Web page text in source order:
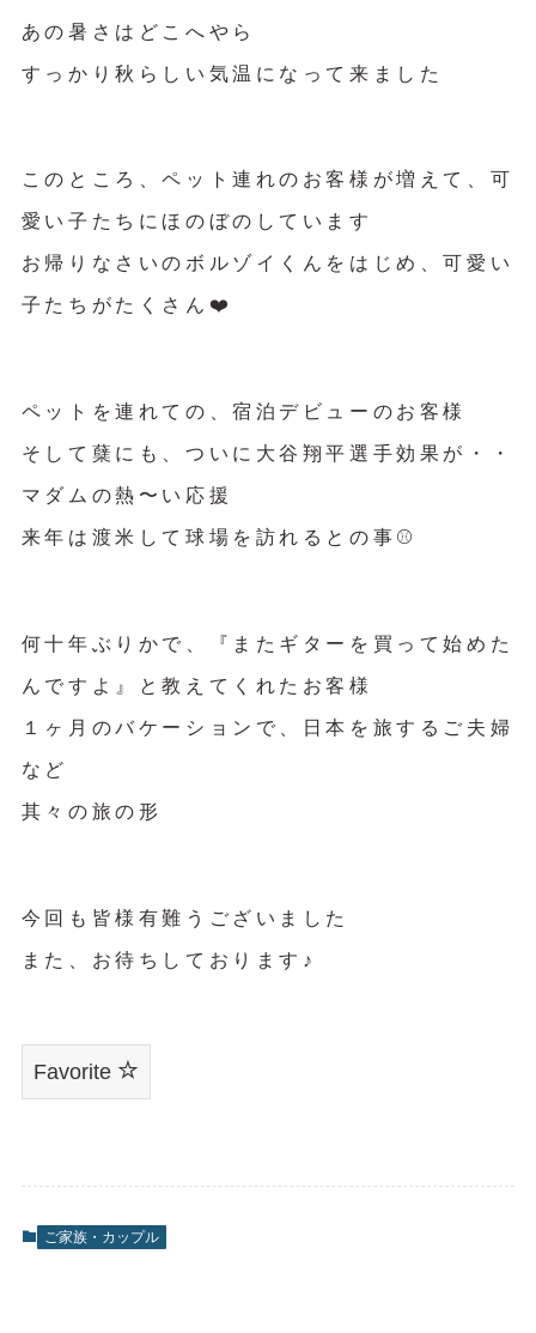
あの暑さはどこへやら
すっかり秋らしい気温になって来ました
このところ、ペット連れのお客様が増えて、可
愛い子たちにほのぼのしています
お帰りなさいのボルゾイくんをはじめ、可愛い
子たちがたくさん❤️
ペットを連れての、宿泊デビューのお客様
そして蘖にも、ついに大谷翔平選手効果が・・
マダムの熱〜い応援
来年は渡米して球場を訪れるとの事⚾️
何十年ぶりかで、『またギターを買って始めた
んですよ』と教えてくれたお客様
１ヶ月のバケーションで、日本を旅するご夫婦
など
其々の旅の形
今回も皆様有難うございました
また、お待ちしております♪
Favorite
ご家族・カップル